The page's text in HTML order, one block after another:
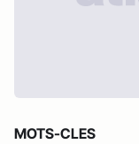
MOTS-CLES